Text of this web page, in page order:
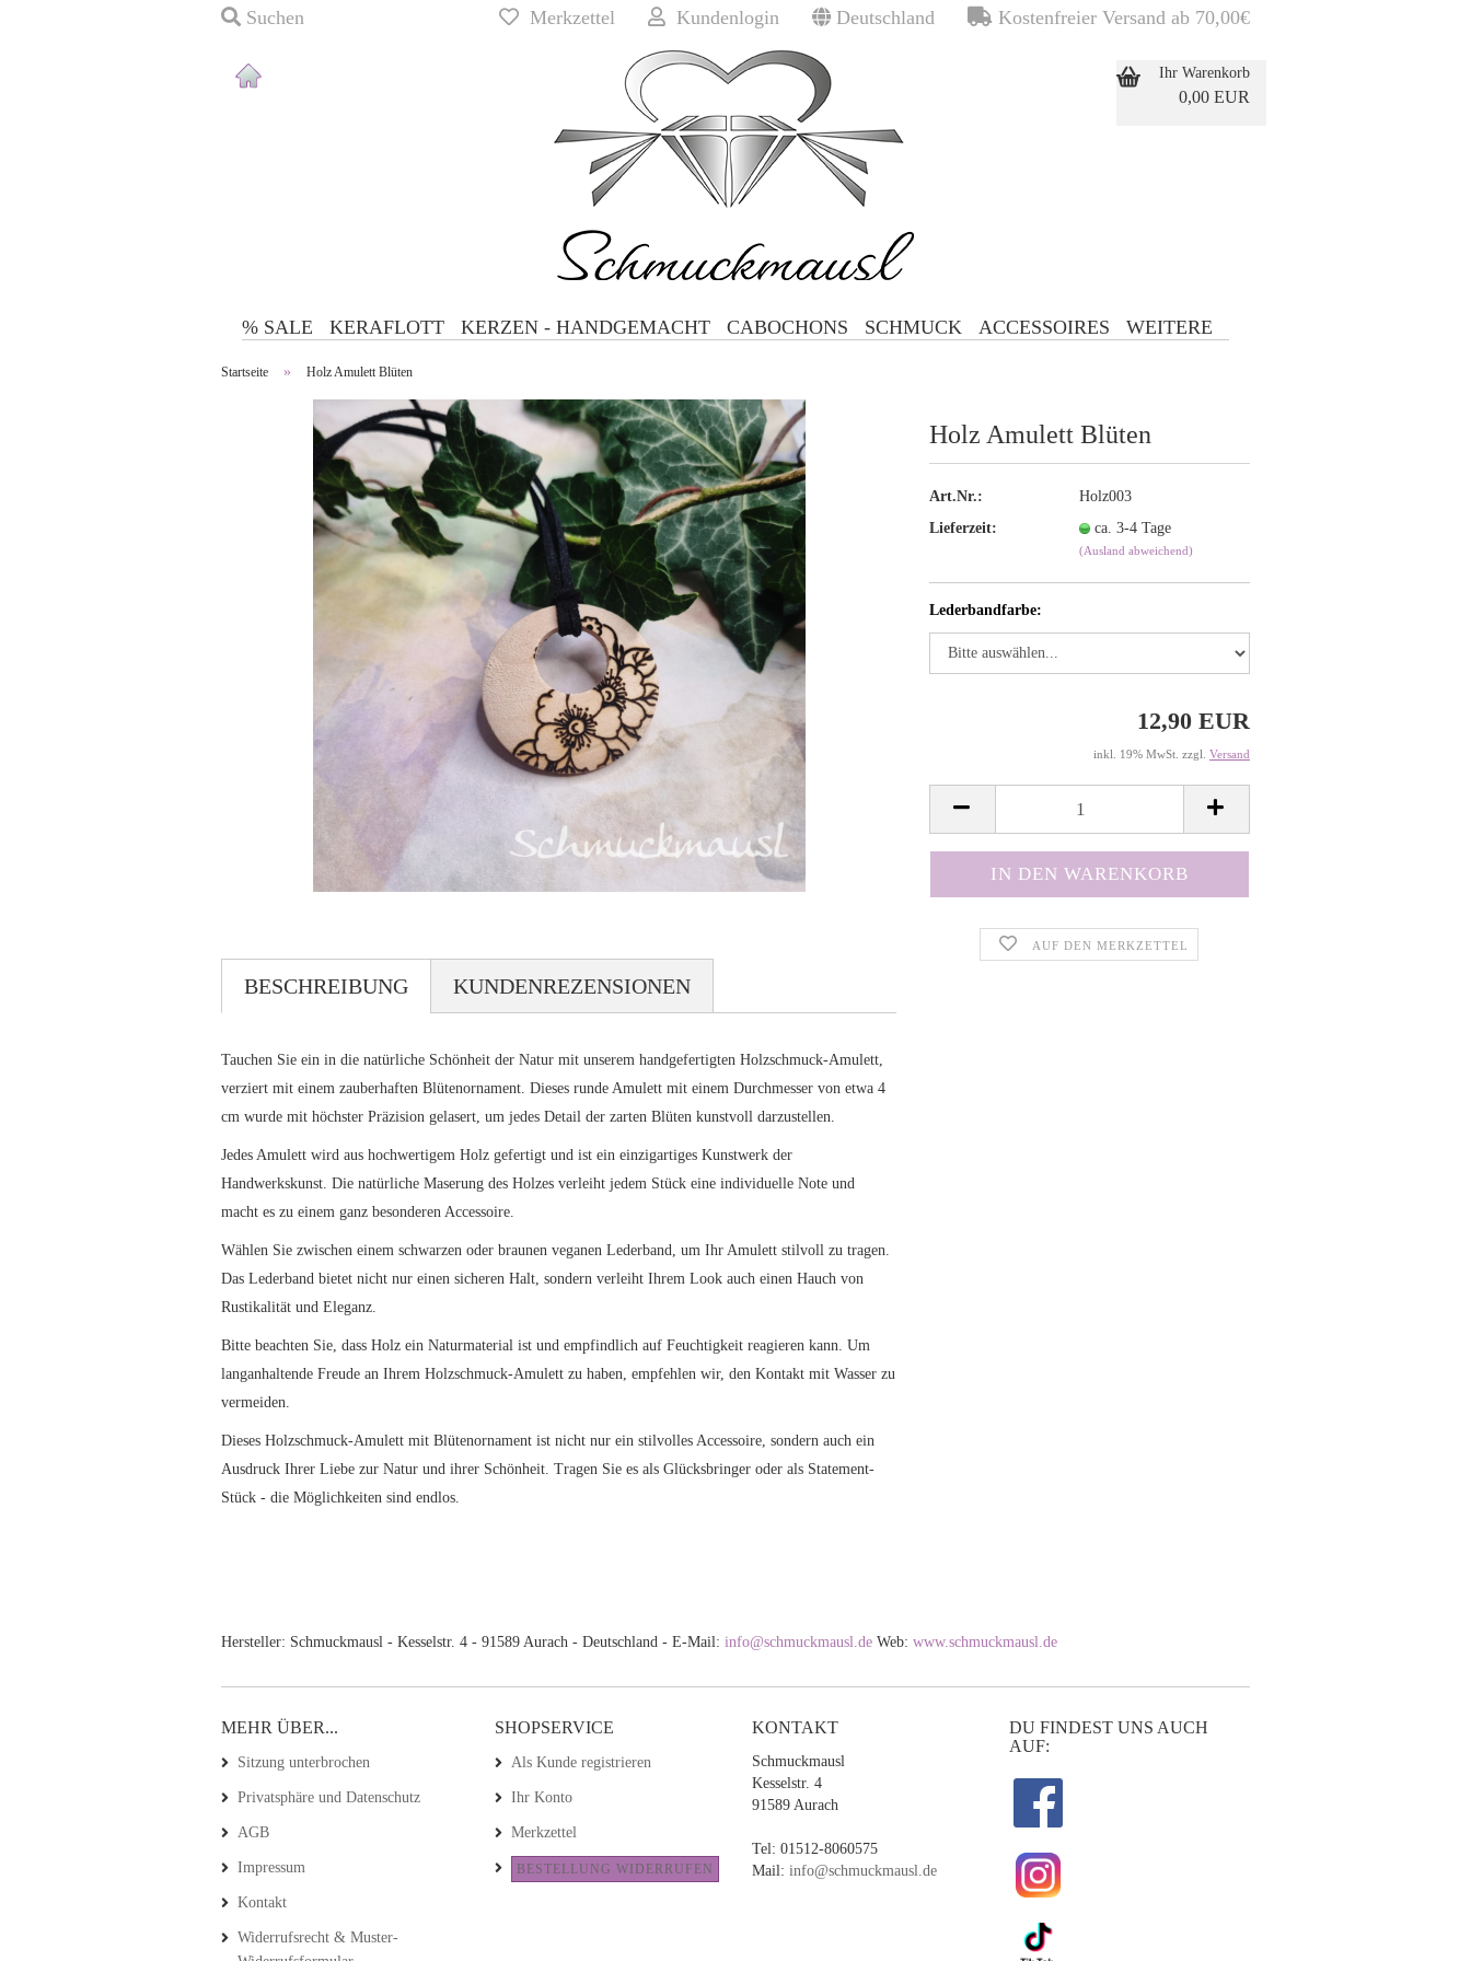
Kostenfreier Versand ab 70,00€
Suchen Deutschland
Kundenlogin
Konto erstellen
Passwort
vergessen?
Merkzettel
Ihr Warenkorb
0,00 EUR
% SALE KERAFLOTT KERZEN - HANDGEMACHT CABOCHONS SCHMUCK ACCESSOIRES WEITERE
Tassen anzeigen
Reaper Tassen
Weihnachtstassen
Startseite » Holz Amulett Blüten
Holz Amulett Blüten
Art.Nr.:
Holz003
Lieferzeit:
ca. 3-4 Tage
(Ausland abweichend)
Lederbandfarbe:
12,90 EUR
inkl. 19% MwSt. zzgl. Versand
AUF DEN MERKZETTEL
BESCHREIBUNG KUNDENREZENSIONEN
Tauchen Sie ein in die natürliche Schönheit der Natur mit unserem handgefertigten Holzschmuck-Amulett,
verziert mit einem zauberhaften Blütenornament. Dieses runde Amulett mit einem Durchmesser von etwa 4
cm wurde mit höchster Präzision gelasert, um jedes Detail der zarten Blüten kunstvoll darzustellen.
Jedes Amulett wird aus hochwertigem Holz gefertigt und ist ein einzigartiges Kunstwerk der
Handwerkskunst. Die natürliche Maserung des Holzes verleiht jedem Stück eine individuelle Note und
macht es zu einem ganz besonderen Accessoire.
Wählen Sie zwischen einem schwarzen oder braunen veganen Lederband, um Ihr Amulett stilvoll zu tragen.
Das Lederband bietet nicht nur einen sicheren Halt, sondern verleiht Ihrem Look auch einen Hauch von
Rustikalität und Eleganz.
Bitte beachten Sie, dass Holz ein Naturmaterial ist und empfindlich auf Feuchtigkeit reagieren kann. Um
langanhaltende Freude an Ihrem Holzschmuck-Amulett zu haben, empfehlen wir, den Kontakt mit Wasser zu
vermeiden.
Dieses Holzschmuck-Amulett mit Blütenornament ist nicht nur ein stilvolles Accessoire, sondern auch ein
Ausdruck Ihrer Liebe zur Natur und ihrer Schönheit. Tragen Sie es als Glücksbringer oder als Statement-
Stück - die Möglichkeiten sind endlos.
Hersteller: Schmuckmausl - Kesselstr. 4 - 91589 Aurach - Deutschland - E-Mail: info@schmuckmausl.de Web: www.schmuckmausl.de
MEHR ÜBER...
Sitzung unterbrochen
Privatsphäre und Datenschutz
AGB
Impressum
Kontakt
Widerrufsrecht & Muster-
SHOPSERVICE
Als Kunde registrieren
Ihr Konto
Merkzettel
BESTELLUNG WIDERRUFEN
KONTAKT
Schmuckmausl
Kesselstr. 4
91589 Aurach
Tel: 01512-8060575
Mail: info@schmuckmausl.de
DU FINDEST UNS AUCH
AUF: